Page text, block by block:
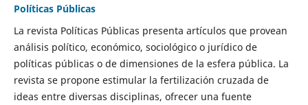
Políticas Públicas
La revista Políticas Públicas presenta artículos que provean
análisis político, económico, sociológico o jurídico de
políticas públicas o de dimensiones de la esfera pública. La
revista se propone estimular la fertilización cruzada de
ideas entre diversas disciplinas, ofrecer una fuente